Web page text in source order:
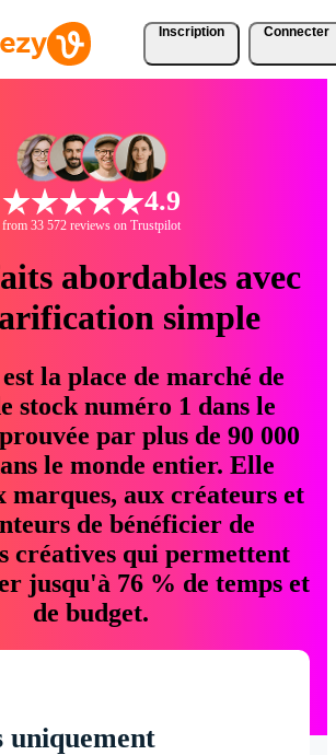
Inscription Connecter
4.9
from 33 572 reviews on Trustpilot
abordables avec
simple
la place de marché de
stock numéro 1 dans le
par plus de 90 000
le monde entier. Elle
marques, aux créateurs et
de bénéficier de
créatives qui permettent
jusqu'à 76 % de temps et
de budget.
uniquement